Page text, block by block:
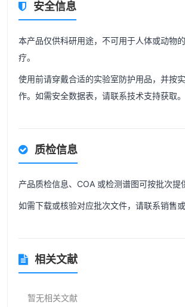
安全信息
本产品仅供科研用途，不可用于人体或动物
疗。
使用前请穿戴合适的实验室防护用品，并按实
作。如需安全数据表，请联系技术支持获取。
质检信息
产品质检信息、COA 或检测谱图可按批次提
如需下载或核验对应批次文件，请联系销售或
相关文献
暂无相关文献